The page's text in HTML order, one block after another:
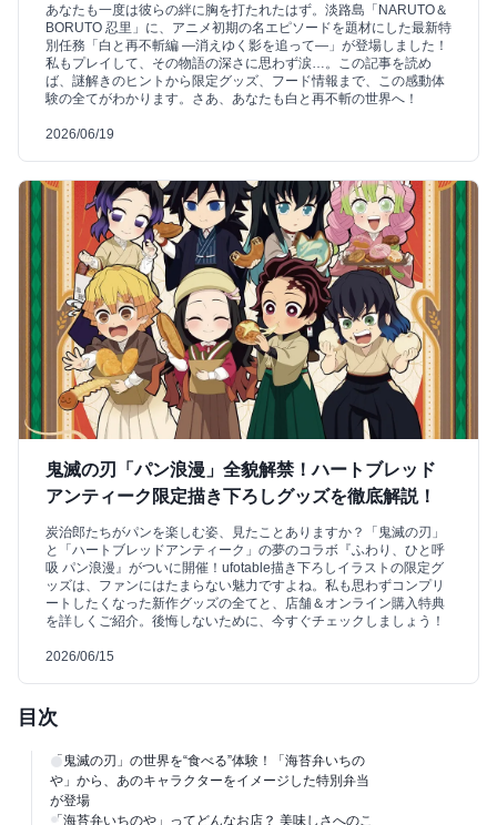
あなたも一度は彼らの絆に胸を打たれたはず。淡路島「NARUTO＆
BORUTO 忍里」に、アニメ初期の名エピソードを題材にした最新特
別任務「白と再不斬編 ―消えゆく影を追って―」が登場しました！
私もプレイして、その物語の深さに思わず涙…。この記事を読め
ば、謎解きのヒントから限定グッズ、フード情報まで、この感動体
験の全てがわかります。さあ、あなたも白と再不斬の世界へ！
2026/06/19
鬼滅の刃「パン浪漫」全貌解禁！ハートブレッド
アンティーク限定描き下ろしグッズを徹底解説！
炭治郎たちがパンを楽しむ姿、見たことありますか？「鬼滅の刃」
と「ハートブレッドアンティーク」の夢のコラボ『ふわり、ひと呼
吸 パン浪漫』がついに開催！ufotable描き下ろしイラストの限定グ
ッズは、ファンにはたまらない魅力ですよね。私も思わずコンプリ
ートしたくなった新作グッズの全てと、店舗＆オンライン購入特典
を詳しくご紹介。後悔しないために、今すぐチェックしましょう！
2026/06/15
目次
「鬼滅の刃」の世界を“食べる”体験！「海苔弁いちの
や」から、あのキャラクターをイメージした特別弁当
が登場
「海苔弁いちのや」ってどんなお店？ 美味しさへのこ